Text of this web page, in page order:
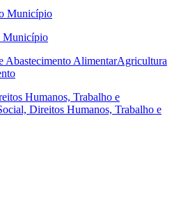
Município
Município
Abastecimento AlimentarAgricultura
Humanos, Trabalho e
Direitos Humanos, Trabalho e